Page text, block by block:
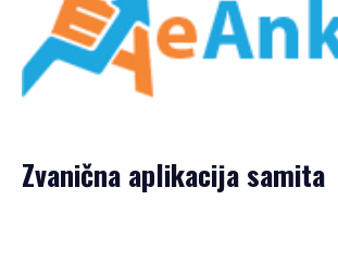
Zvanična aplikacija samita